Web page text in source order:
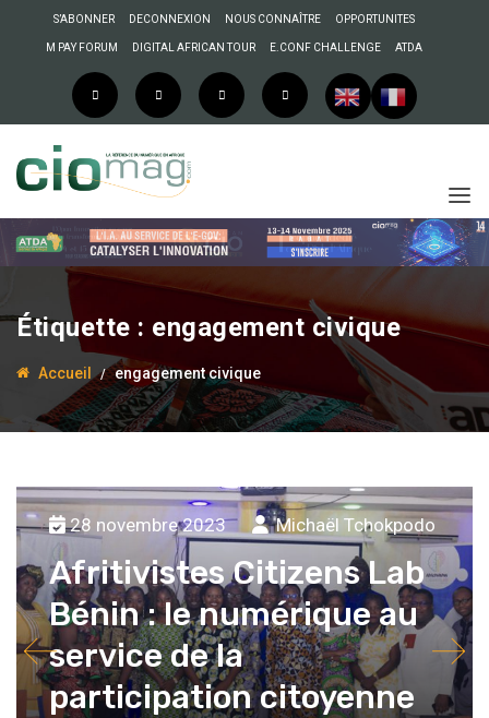
S’ABONNER DECONNEXION NOUS CONNAÎTRE OPPORTUNITES
M PAY FORUM DIGITAL AFRICAN TOUR E.CONF CHALLENGE ATDA
Étiquette : engagement civique
Accueil engagement civique
28 novembre 2023 Michaël Tchokpodo
Afritivistes Citizens Lab
Bénin : le numérique au
service de la
participation citoyenne